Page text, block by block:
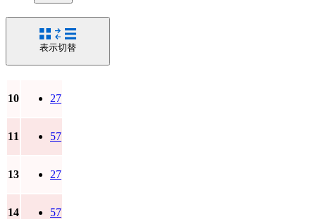
表示切替
10 27
11 57
13 27
14 57